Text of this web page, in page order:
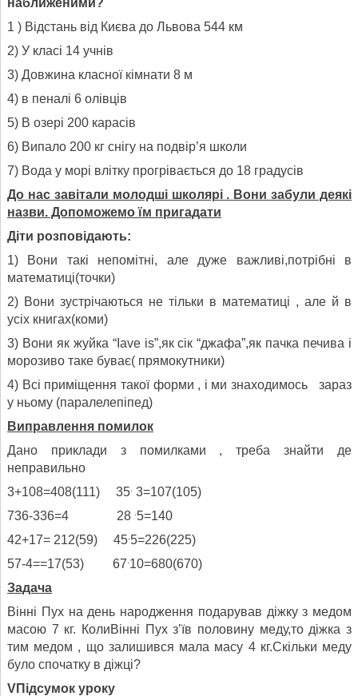
1 ) Відстань від Києва до Львова 544 км
2) У класі 14 учнів
3) Довжина класної кімнати 8 м
4) в пеналі 6 олівців
5) В озері 200 карасів
6) Випало 200 кг снігу на подвір’я школи
7) Вода у морі влітку прогрівається до 18 градусів
До нас завітали молодші школярі . Вони забули деякі
назви. Допоможемо їм пригадати
Діти розповідають:
1) Вони такі непомітні, але дуже важливі,потрібні в
математиці(точки)
2) Вони зустрічаються не тільки в математиці , але й в
усіх книгах(коми)
3) Вони як жуйка “Iave is”,як сік “джафа”,як пачка печива і
морозиво таке буває( прямокутники)
4) Всі приміщення такої форми , і ми знаходимось зараз
у ньому (паралелепіпед)
Виправлення помилок
Дано приклади з помилками , треба знайти де
неправильно
3+108=408(111) 35. 3=107(105)
736-336=4 28 .5=140
42+17= 212(59) 45.5=226(225)
57-4==17(53) 67.10=680(670)
Задача
Вінні Пух на день народження подарував діжку з медом
масою 7 кг. КолиВінні Пух з’їв половину меду,то діжка з
тим медом , що залишився мала масу 4 кг.Скільки меду
було спочатку в діжці?
VПідсумок уроку